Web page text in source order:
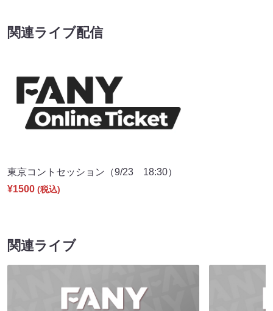
関連ライブ配信
東京コントセッション（9/23 18:30）
¥1500 (税込)
関連ライブ